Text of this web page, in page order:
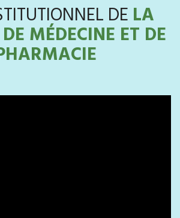
DE LA
MÉDECINE ET DE